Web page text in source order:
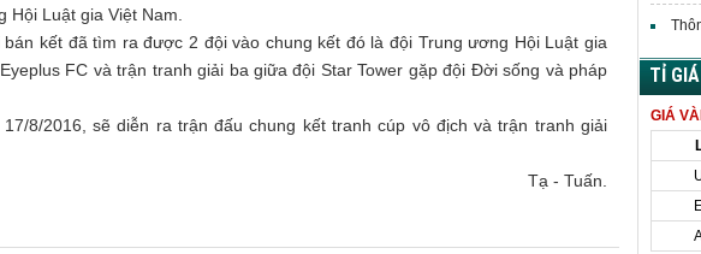
Hội Luật gia Việt Nam.
bán kết đã tìm ra được 2 đội vào chung kết đó là đội Trung ương Hội Luật gia
FC và trận tranh giải ba giữa đội Star Tower gặp đội Đời sống và pháp
17/8/2016, sẽ diễn ra trận đấu chung kết tranh cúp vô địch và trận tranh giải
Tạ - Tuấn.
TỈ
GIÁ